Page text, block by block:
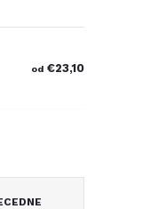
od €23,10